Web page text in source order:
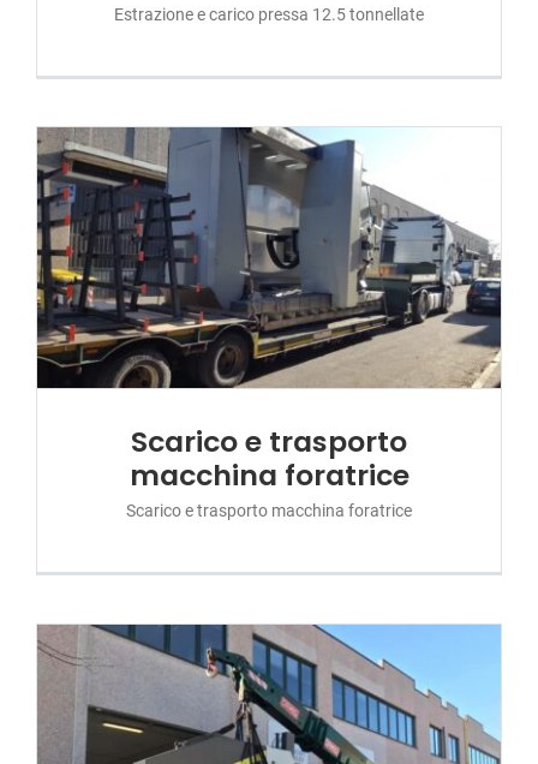
Estrazione e carico pressa 12.5 tonnellate
Scarico e trasporto
macchina foratrice
Scarico e trasporto macchina foratrice